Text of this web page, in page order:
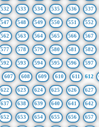
532 533 534 535 536 537
547 548 549 550 551 552
562 563 564 565 566 567
577 578 579 580 581 582
592 593 594 595 596 597
607 608 609 610 611 612
622 623 624 625 626 627
637 638 639 640 641 642
652 653 654 655 656 657